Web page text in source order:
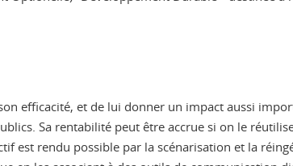
efficacité, et de lui donner un impact aussi
Sa rentabilité peut être accrue si on le
est rendu possible par la scénarisation et la